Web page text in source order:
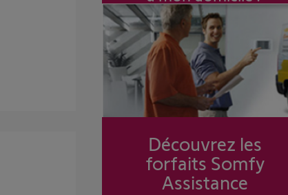
Découvrez les
forfaits Somfy
Assistance